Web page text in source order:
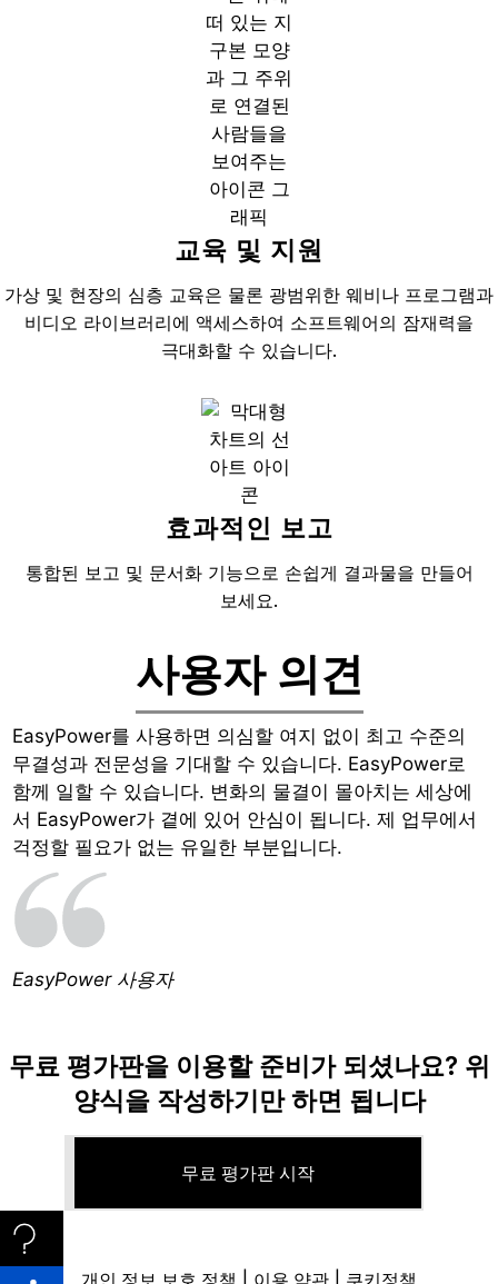
교육 및 지원
가상 및 현장의 심층 교육은 물론 광범위한 웨비나 프로그램과
비디오 라이브러리에 액세스하여 소프트웨어의 잠재력을
극대화할 수 있습니다.
효과적인 보고
통합된 보고 및 문서화 기능으로 손쉽게 결과물을 만들어
보세요.
사용자 의견
EasyPower를 사용하면 의심할 여지 없이 최고 수준의
무결성과 전문성을 기대할 수 있습니다. EasyPower로
함께 일할 수 있습니다. 변화의 물결이 몰아치는 세상에
서 EasyPower가 곁에 있어 안심이 됩니다. 제 업무에서
걱정할 필요가 없는 유일한 부분입니다.
EasyPower 사용자
무료 평가판을 이용할 준비가 되셨나요? 위
양식을 작성하기만 하면 됩니다
무료 평가판 시작
개인 정보 보호 정책 이용 약관 쿠키정책